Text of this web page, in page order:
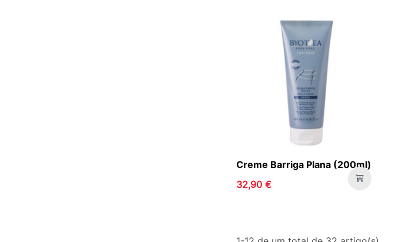
Creme Barriga Plana (200ml)
32,90 €